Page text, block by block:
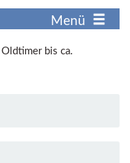
Menü
bis ca.